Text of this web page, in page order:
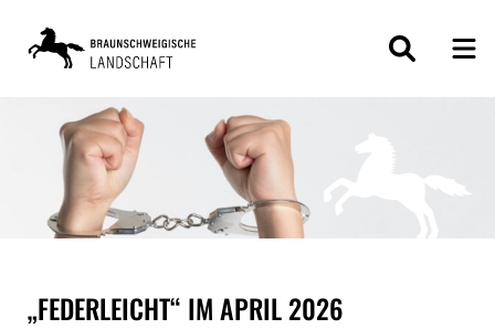
ZUM
INHALT
„FEDERLEICHT“ IM APRIL 2026